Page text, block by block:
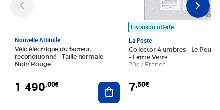
Nouvelle Attitude
Vélo électrique du facteur,
reconditionné - Taille normale -
Noir/ Rouge
1 490,00€ Ajouter au panier
Livraison offerte
La Poste
Collector 4 timbres - Le Petit
- Lettre Verte
20g / France
7,50€